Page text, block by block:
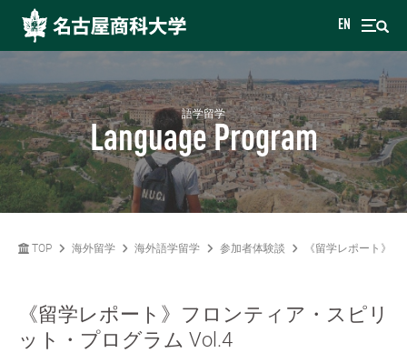
EN
語学留学
Language Program
TOP 海外留学 海外語学留学 参加者体験談 《留学レポート》
《留学レポート》フロンティア・スピリ
ット・プログラム Vol.4